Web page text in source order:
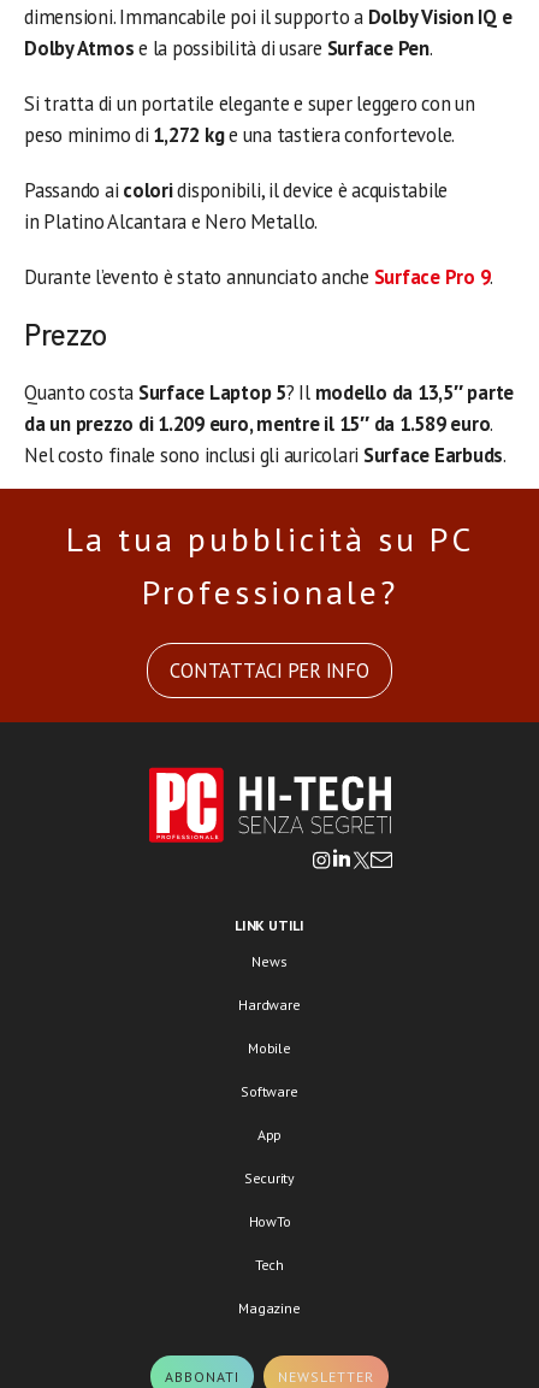
dimensioni. Immancabile poi il supporto a Dolby Vision IQ e
Dolby Atmose la possibilità di usare Surface Pen.
Si tratta di un portatile elegante e super leggero con un
peso minimo di 1,272 kge una tastiera confortevole.
Passando ai coloridisponibili, il device è acquistabile
in Platino Alcantara e Nero Metallo.
Durante l’evento è stato annunciato anche Surface Pro 9.
Prezzo
Quanto costa Surface Laptop 5? Il modello da 13,5″ parte
da un prezzo di 1.209 euro, mentre il 15″ da 1.589 euro.
Nel costo finale sono inclusi gli auricolari Surface Earbuds.
La tua pubblicità su PC
Professionale?
CONTATTACI PER INFO
LINK UTILI
News
Hardware
Mobile
Software
App
Security
HowTo
Tech
Magazine
ABBONATI NEWSLETTER